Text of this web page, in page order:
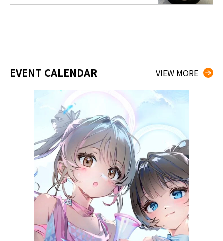
EVENT CALENDAR VIEW MORE